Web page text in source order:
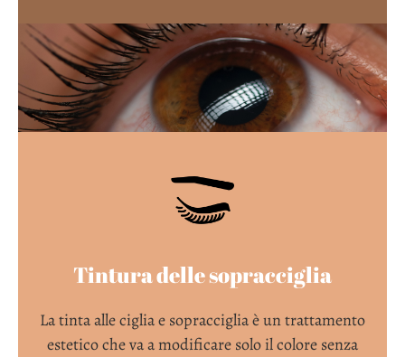
Tintura delle sopracciglia
La tinta alle ciglia e sopracciglia è un trattamento
estetico che va a modificare solo il colore senza